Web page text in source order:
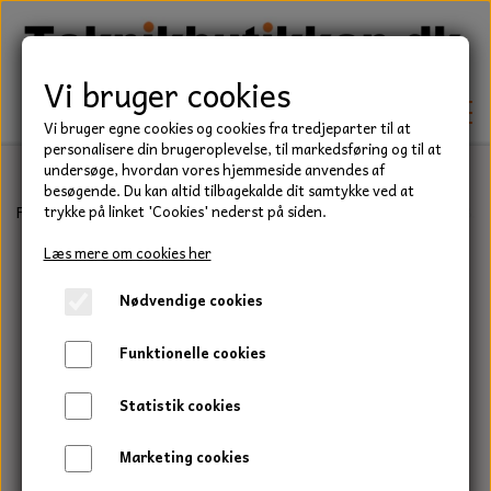
TEKNIK
KILEREMME
LEJER
PAKDÅSER
LÅSERINGE
BEFÆSTELSE
HAVE/PARK
UNIVERSALE REMME TIL PLÆNEKLIPPER OG
HAVETRAKTOR
TRAKTOR/ENTREPRENØR
Forside Befæstelse Bolte Stålbolt, Elgalvaniseret, Kvalitet 8.8
Vi bruger cookies
Vi bruger egne cookies og cookies fra tredjeparter til at
personalisere din brugeroplevelse, til markedsføring og til at
undersøge, hvordan vores hjemmeside anvendes af
besøgende. Du kan altid tilbagekalde dit samtykke ved at
trykke på linket 'Cookies' nederst på siden.
Læs mere om cookies her
Nødvendige cookies
Funktionelle cookies
Statistik cookies
Marketing cookies